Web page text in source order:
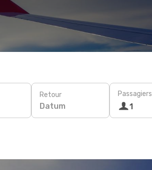
Retour
Datum
Passagiers
1